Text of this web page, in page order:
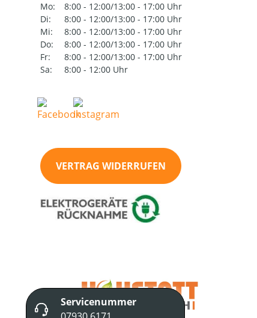
Mo:
8:00 - 12:00/13:00 - 17:00 Uhr
Di:
8:00 - 12:00/13:00 - 17:00 Uhr
Mi:
8:00 - 12:00/13:00 - 17:00 Uhr
Do:
8:00 - 12:00/13:00 - 17:00 Uhr
Fr:
8:00 - 12:00/13:00 - 17:00 Uhr
Sa:
8:00 - 12:00 Uhr
VERTRAG WIDERRUFEN
Servicenummer